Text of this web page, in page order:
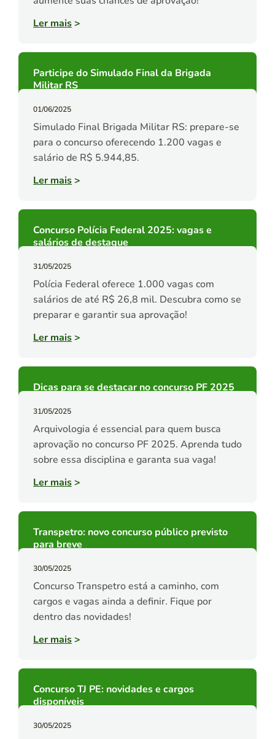
Ler mais>
Participe do Simulado Final da Brigada
Militar RS
01/06/2025
Simulado Final Brigada Militar RS: prepare-se
para o concurso oferecendo 1.200 vagas e
salário de R$ 5.944,85.
Ler mais>
Concurso Polícia Federal 2025: vagas e
salários de destaque
31/05/2025
Polícia Federal oferece 1.000 vagas com
salários de até R$ 26,8 mil. Descubra como se
preparar e garantir sua aprovação!
Ler mais>
Dicas para se destacar no concurso PF 2025
31/05/2025
Arquivologia é essencial para quem busca
aprovação no concurso PF 2025. Aprenda tudo
sobre essa disciplina e garanta sua vaga!
Ler mais>
Transpetro: novo concurso público previsto
para breve
30/05/2025
Concurso Transpetro está a caminho, com
cargos e vagas ainda a definir. Fique por
dentro das novidades!
Ler mais>
Concurso TJ PE: novidades e cargos
disponíveis
30/05/2025